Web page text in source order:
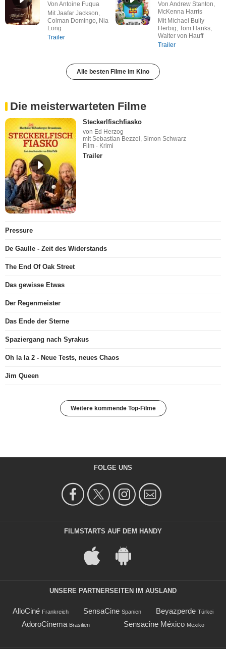
Von Antoine Fuqua
Mit Jaafar Jackson,
Colman Domingo, Nia
Long
Trailer
Von Andrew Stanton,
McKenna Harris
Mit Michael Bully
Herbig, Tom Hanks,
Walter von Hauff
Trailer
Alle besten Filme im Kino
Die meisterwarteten Filme
Steckerlfischfiasko
von Ed Herzog
mit Sebastian Bezzel, Simon Schwarz
Film - Krimi
Trailer
Pressure
De Gaulle - Zeit des Widerstands
The End Of Oak Street
Das gewisse Etwas
Der Regenmeister
Das Ende der Sterne
Spaziergang nach Syrakus
Oh la la 2 - Neue Tests, neues Chaos
Jim Queen
Weitere kommende Top-Filme
FOLGE UNS
FILMSTARTS AUF DEM HANDY
UNSERE PARTNERSEITEN IM AUSLAND
AlloCiné Frankreich SensaCine Spanien Beyazperde Türkei
AdoroCinema Brasilien Sensacine México Mexiko